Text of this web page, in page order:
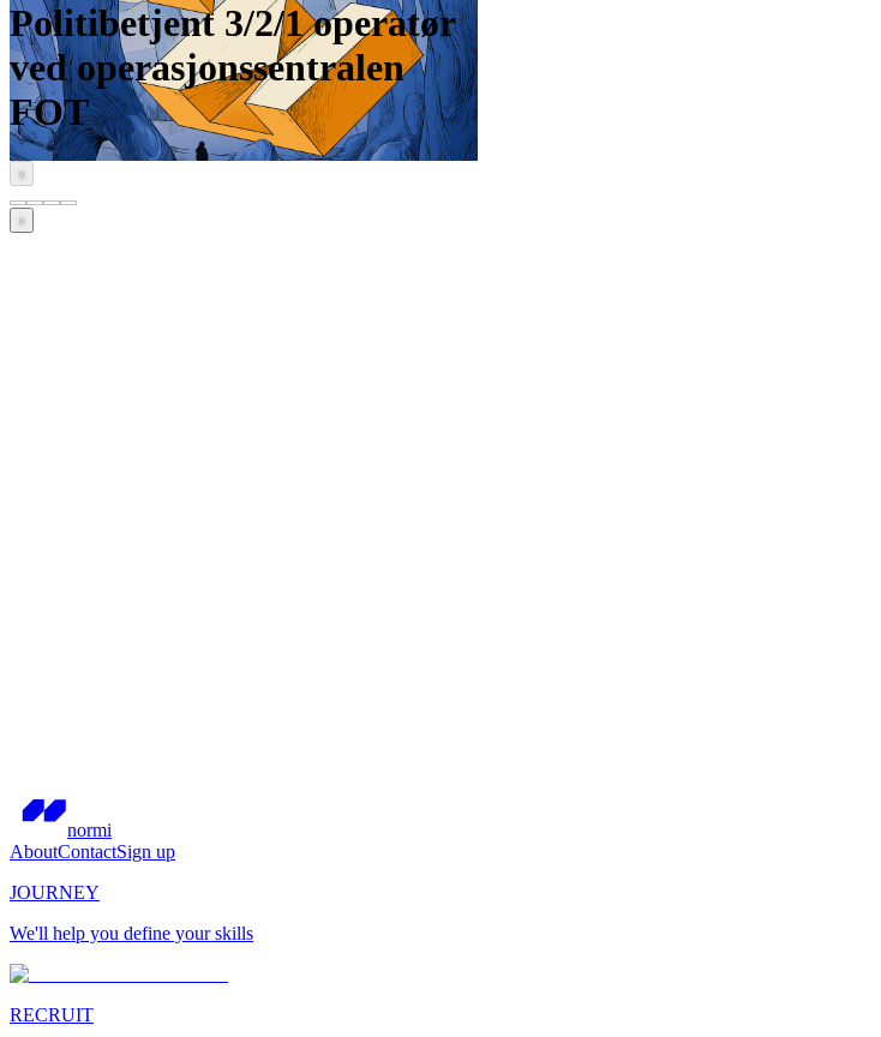
Politibetjent 3/2/1 operatør
ved operasjonssentralen
FOT
‹
›
normi
AboutContactSign up
JOURNEY
We'll help you define your skills
RECRUIT